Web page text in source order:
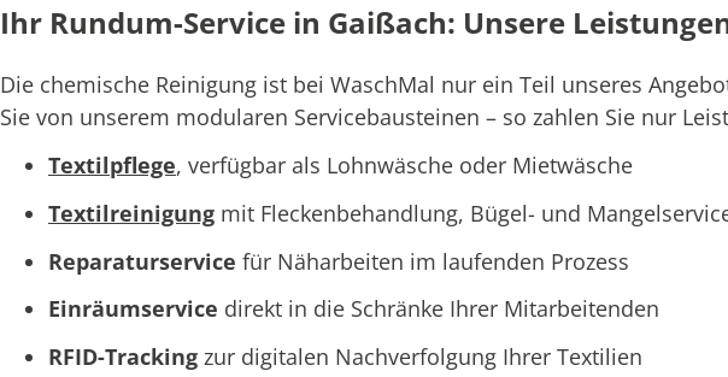
Ihr Rundum-Service in Gaißach: Unsere
Die chemische Reinigung ist bei WaschMal nur ein Teil unseres
Sie von unserem modularen Servicebausteinen – so zahlen Sie nur
Textilpflege, verfügbar als Lohnwäsche oder Mietwäsche
Textilreinigung mit Fleckenbehandlung, Bügel- und
Reparaturservice für Näharbeiten im laufenden Prozess
Einräumservice direkt in die Schränke Ihrer Mitarbeitenden
RFID-Tracking zur digitalen Nachverfolgung Ihrer Textilien